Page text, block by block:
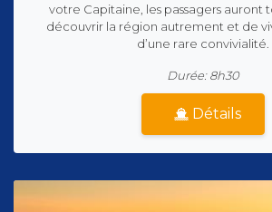
votre Capitaine, les passagers auront
découvrir la région autrement et de
d’une rare convivialité.
Durée: 8h30
Détails